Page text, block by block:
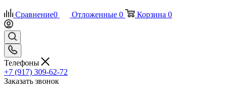
Сравнение0 Отложенные 0 Корзина 0
Телефоны
+7 (917) 309-62-72
Заказать звонок